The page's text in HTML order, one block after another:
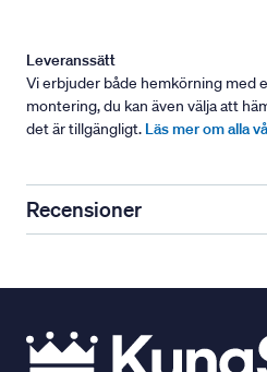
Leveranssätt
Vi erbjuder både hemkörning med
montering, du kan även välja att
det är tillgängligt. Läs mer om alla
Recensioner